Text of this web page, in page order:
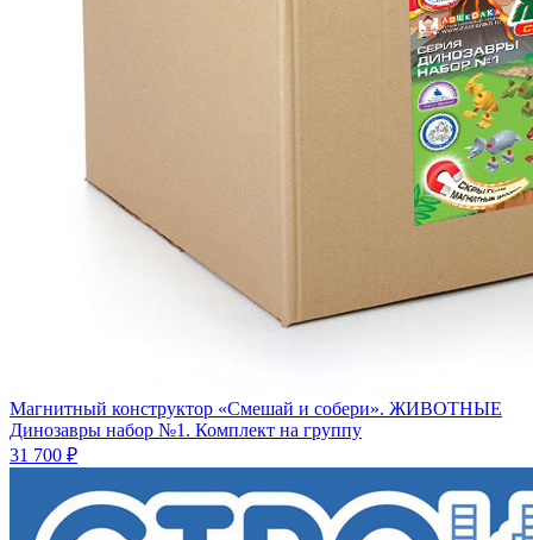
Магнитный конструктор «Смешай и собери». ЖИВОТНЫЕ
Динозавры набор №1. Комплект на группу
31 700 ₽